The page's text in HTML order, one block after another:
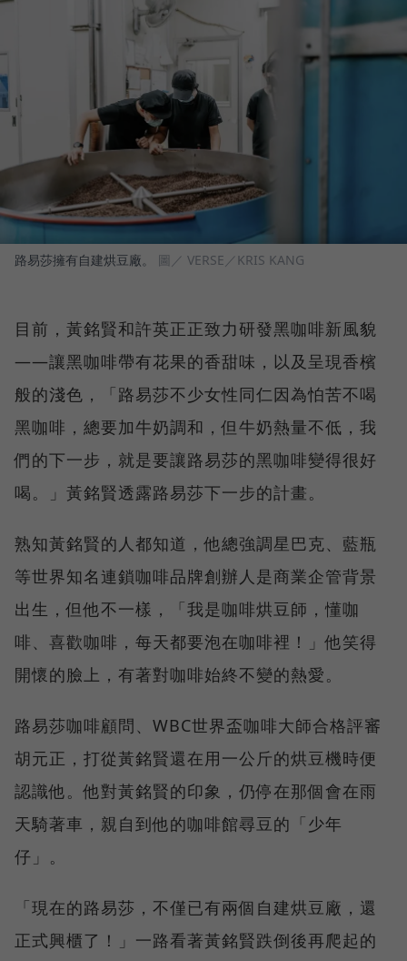
路易莎擁有自建烘豆廠。 圖／ VERSE／KRIS KANG
目前，黃銘賢和許英正正致力研發黑咖啡新風貌
——讓黑咖啡帶有花果的香甜味，以及呈現香檳
般的淺色，「路易莎不少女性同仁因為怕苦不喝
黑咖啡，總要加牛奶調和，但牛奶熱量不低，我
們的下一步，就是要讓路易莎的黑咖啡變得很好
喝。」黃銘賢透露路易莎下一步的計畫。
熟知黃銘賢的人都知道，他總強調星巴克、藍瓶
等世界知名連鎖咖啡品牌創辦人是商業企管背景
出生，但他不一樣，「我是咖啡烘豆師，懂咖
啡、喜歡咖啡，每天都要泡在咖啡裡！」他笑得
開懷的臉上，有著對咖啡始終不變的熱愛。
路易莎咖啡顧問、WBC世界盃咖啡大師合格評審
胡元正，打從黃銘賢還在用一公斤的烘豆機時便
認識他。他對黃銘賢的印象，仍停在那個會在雨
天騎著車，親自到他的咖啡館尋豆的「少年
仔」。
「現在的路易莎，不僅已有兩個自建烘豆廠，還
正式興櫃了！」一路看著黃銘賢跌倒後再爬起的